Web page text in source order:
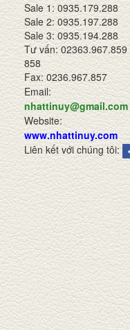
Sale 1: 0935.179.288
Sale 2: 0935.197.288
Sale 3: 0935.194.288
Tư vấn: 02363.967.859
858
Fax: 0236.967.857
Email:
nhattinuy@gmail.com
Website:
www.nhattinuy.com
Liên kết với chúng tôi: